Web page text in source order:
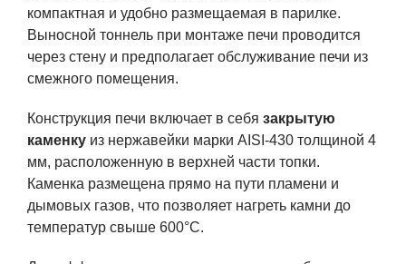
компактная и удобно размещаемая в парилке.
Выносной тоннель при монтаже печи проводится
через стену и предполагает обслуживание печи из
смежного помещения.
Конструкция печи включает в себя закрытую
каменку из нержавейки марки AISI-430 толщиной 4
мм, расположенную в верхней части топки.
Каменка размещена прямо на пути пламени и
дымовых газов, что позволяет нагреть камни до
температур свыше 600°C.